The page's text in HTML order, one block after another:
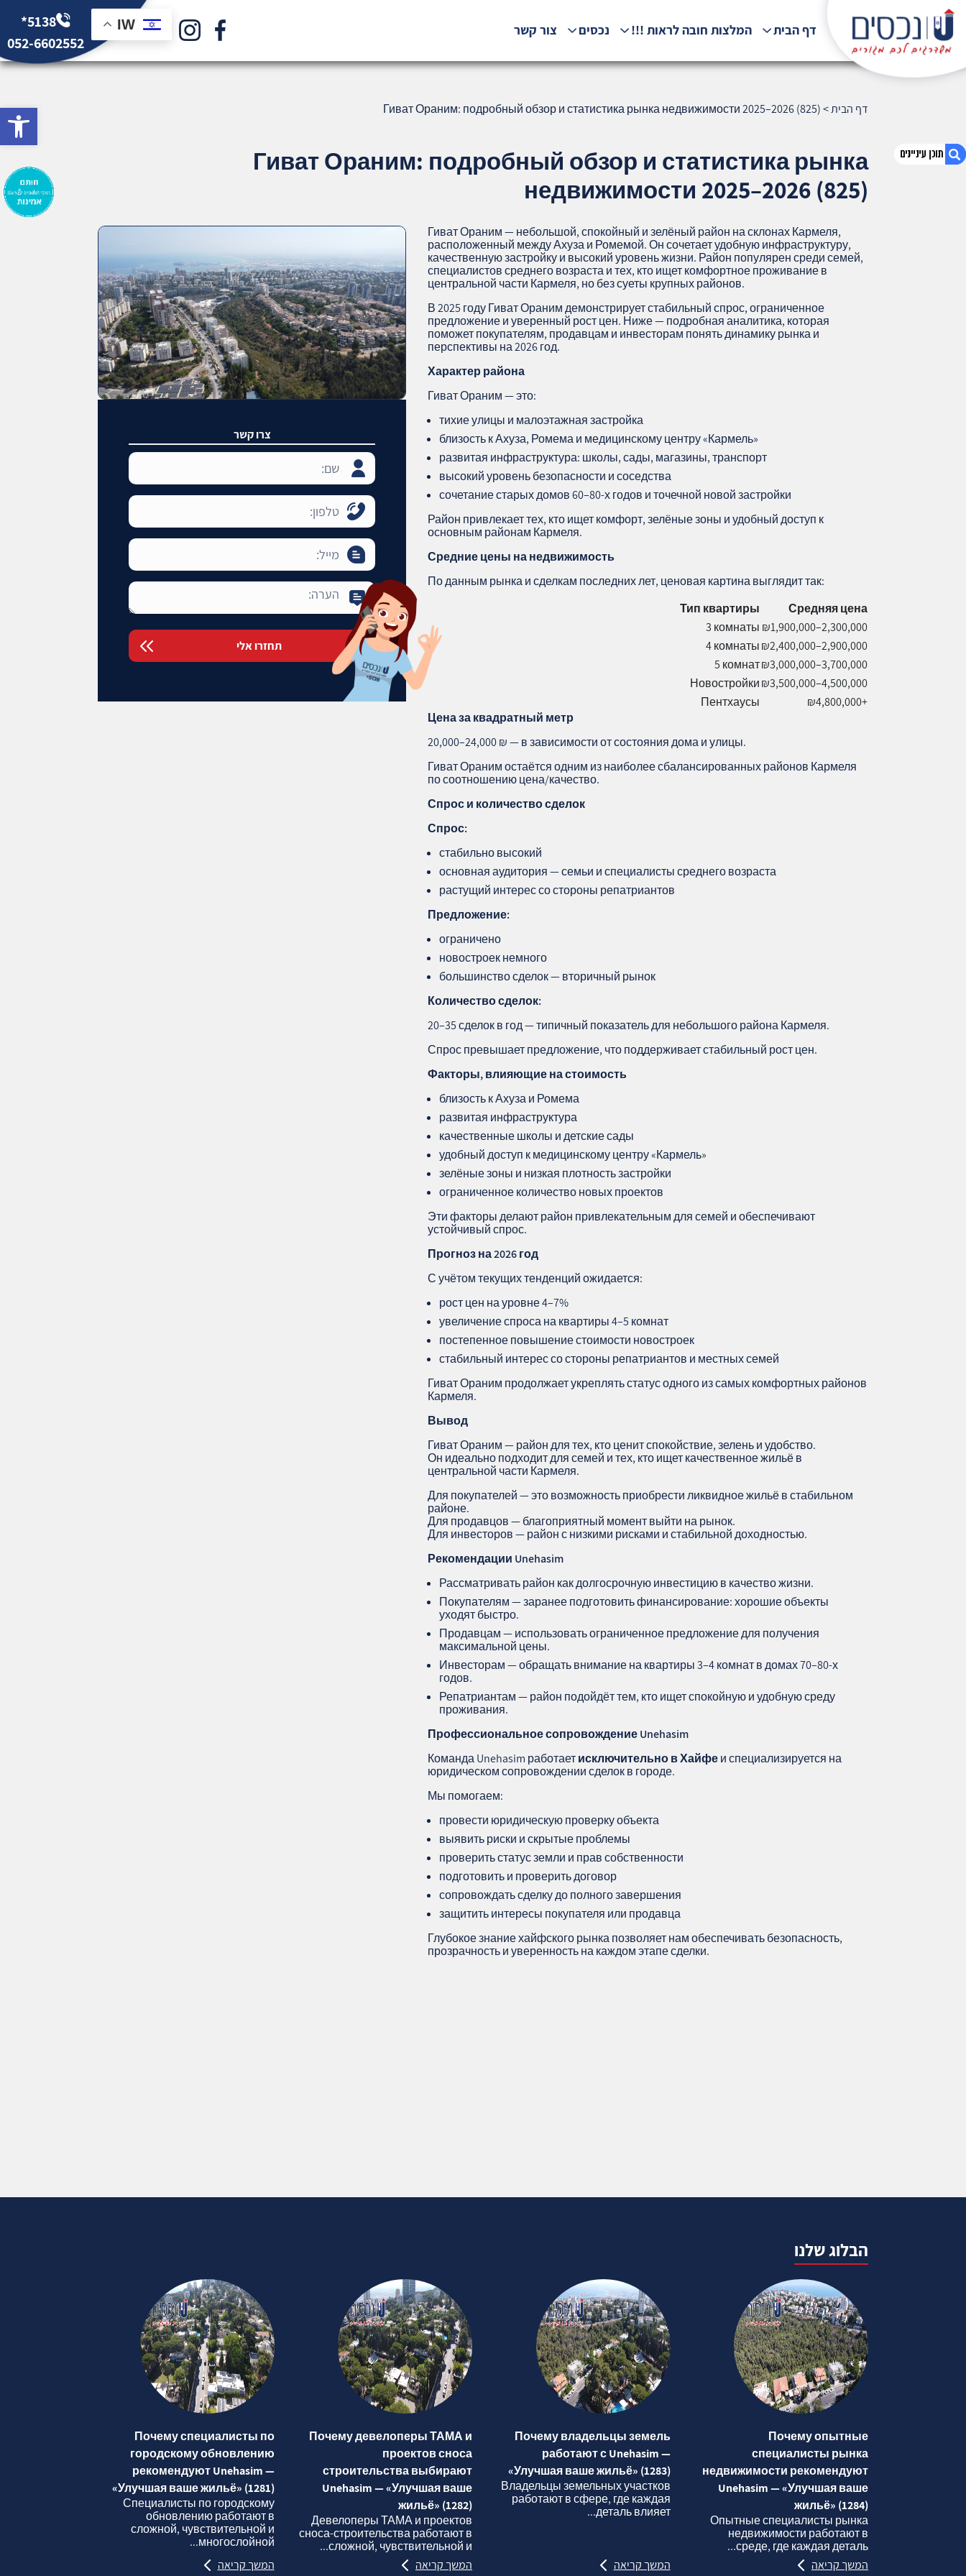
статистика рынка недвижимости 2025–
דף הבית המלצות חובה לראות !!! נכסים צור קשר IW
*5138
052-6602552
דף הבית>
Гиват Ораним: подробный обзор и статистика рынка недвижимости 2025–2026 (825)
Гиват Ораним: подробный обзор и статистика рынка
недвижимости 2025–2026 (825)
Гиват Ораним — небольшой, спокойный и зелёный район на склонах Кармеля,
расположенный между Ахуза и Ромемой. Он сочетает удобную инфраструктуру,
качественную застройку и высокий уровень жизни. Район популярен среди семей,
специалистов среднего возраста и тех, кто ищет комфортное проживание в
центральной части Кармеля, но без суеты крупных районов.
В 2025 году Гиват Ораним демонстрирует стабильный спрос, ограниченное
предложение и уверенный рост цен. Ниже — подробная аналитика, которая
поможет покупателям, продавцам и инвесторам понять динамику рынка и
перспективы на 2026 год.
Характер района
Гиват Ораним — это:
тихие улицы и малоэтажная застройка
близость к Ахуза, Ромема и медицинскому центру «Кармель»
развитая инфраструктура: школы, сады, магазины, транспорт
высокий уровень безопасности и соседства
сочетание старых домов 60–80-х годов и точечной новой застройки
Район привлекает тех, кто ищет комфорт, зелёные зоны и удобный доступ к
основным районам Кармеля.
Средние цены на недвижимость
По данным рынка и сделкам последних лет, ценовая картина выглядит так:
Тип квартиры
Средняя цена
3 комнаты ₪1,900,000–2,300,000
4 комнаты₪2,400,000–2,900,000
5 комнат₪3,000,000–3,700,000
Новостройки₪3,500,000–4,500,000
Пентхаусы
₪4,800,000+
Цена за квадратный метр
20,000–24,000 ₪ — в зависимости от состояния дома и улицы.
Гиват Ораним остаётся одним из наиболее сбалансированных районов Кармеля
по соотношению цена/качество.
Спрос и количество сделок
Спрос:
стабильно высокий
основная аудитория — семьи и специалисты среднего возраста
растущий интерес со стороны репатриантов
Предложение:
ограничено
новостроек немного
большинство сделок — вторичный рынок
Количество сделок:
20–35 сделок в год — типичный показатель для небольшого района Кармеля.
Спрос превышает предложение, что поддерживает стабильный рост цен.
Факторы, влияющие на стоимость
близость к Ахуза и Ромема
развитая инфраструктура
качественные школы и детские сады
удобный доступ к медицинскому центру «Кармель»
зелёные зоны и низкая плотность застройки
ограниченное количество новых проектов
Эти факторы делают район привлекательным для семей и обеспечивают
устойчивый спрос.
Прогноз на 2026 год
С учётом текущих тенденций ожидается:
рост цен на уровне 4–7%
увеличение спроса на квартиры 4–5 комнат
постепенное повышение стоимости новостроек
стабильный интерес со стороны репатриантов и местных семей
Гиват Ораним продолжает укреплять статус одного из самых комфортных районов
Кармеля.
Вывод
Гиват Ораним — район для тех, кто ценит спокойствие, зелень и удобство.
Он идеально подходит для семей и тех, кто ищет качественное жильё в
центральной части Кармеля.
Для покупателей — это возможность приобрести ликвидное жильё в стабильном
районе.
Для продавцов — благоприятный момент выйти на рынок.
Для инвесторов — район с низкими рисками и стабильной доходностью.
Рекомендации Unehasim
Рассматривать район как долгосрочную инвестицию в качество жизни.
Покупателям — заранее подготовить финансирование: хорошие объекты
уходят быстро.
Продавцам — использовать ограниченное предложение для получения
максимальной цены.
Инвесторам — обращать внимание на квартиры 3–4 комнат в домах 70–80-х
годов.
Репатриантам — район подойдёт тем, кто ищет спокойную и удобную среду
проживания.
Профессиональное сопровождениеUnehasim
Команда Unehasim работаетисключительно в Хайфеи специализируется на
юридическом сопровождении сделок в городе.
Мы помогаем:
провести юридическую проверку объекта
выявить риски и скрытые проблемы
проверить статус земли и прав собственности
подготовить и проверить договор
сопровождать сделку до полного завершения
защитить интересы покупателя или продавца
Глубокое знание хайфского рынка позволяет нам обеспечивать безопасность,
прозрачность и уверенность на каждом этапе сделки.
צרו קשר
הבלוג שלנו
Почему опытные
специалисты рынка
недвижимости рекомендуют
Unehasim — «Улучшая ваше
жильё» (1284)
Опытные специалисты рынка
недвижимости работают в
среде, где каждая деталь...
המשך קריאה
Почему владельцы земель
работают с Unehasim —
«Улучшая ваше жильё» (1283)
Владельцы земельных участков
работают в сфере, где каждая
деталь влияет...
המשך קריאה
Почему девелоперы ТАМА и
проектов сноса
строительства выбирают
Unehasim — «Улучшая ваше
жильё» (1282)
Девелоперы ТАМА и проектов
сноса‑строительства работают в
сложной, чувствительной и...
המשך קריאה
Почему специалисты по
городскому обновлению
рекомендуют Unehasim —
«Улучшая ваше жильё» (1281)
Специалисты по городскому
обновлению работают в
сложной, чувствительной и
многослойной...
המשך קריאה